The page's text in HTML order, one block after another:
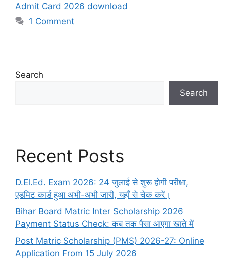
Admit Card 2026 download
1 Comment
Search
Search
Recent Posts
D.El.Ed. Exam 2026: 24 जुलाई से शुरू होगी परीक्षा,
एडमिट कार्ड हुआ अभी-अभी जारी, यहाँ से चेक करें।
Bihar Board Matric Inter Scholarship 2026
Payment Status Check: कब तक पैसा आएगा खाते में
Post Matric Scholarship (PMS) 2026-27: Online
Application From 15 July 2026